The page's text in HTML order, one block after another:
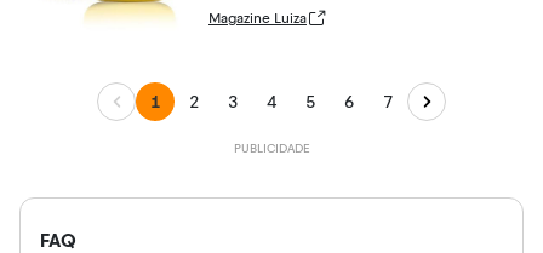
Magazine Luiza
1 2 3 4 5 6 7
FAQ